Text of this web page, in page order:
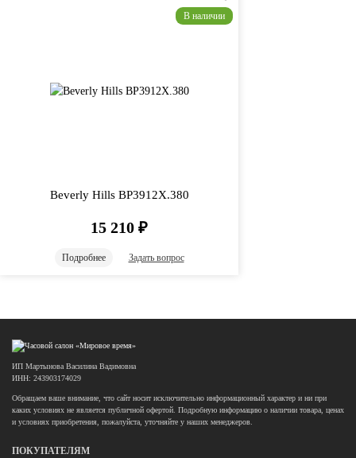
В наличии
Beverly Hills BP3912X.380
15 210 ₽
Подробнее Задать вопрос
ИП Мартынова Василина Вадимовна
ИНН: 243903174029
Обращаем ваше внимание, что сайт носит исключительно информационный характер и ни при
каких условиях не является публичной офертой. Подробную информацию о наличии товара, ценах
и условиях приобретения, пожалуйста, уточняйте у наших менеджеров.
ПОКУПАТЕЛЯМ